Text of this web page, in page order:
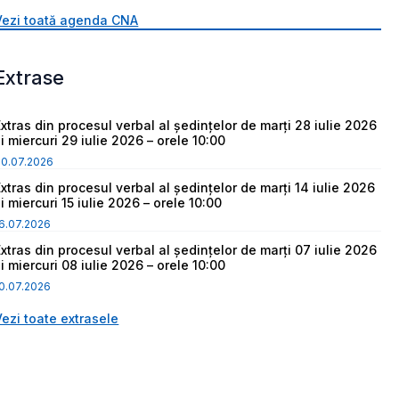
toată agenda CNA
din procesul verbal al ședințelor de marți 28 iulie 2026
miercuri 29 iulie 2026 – orele 10:00
din procesul verbal al ședințelor de marți 14 iulie 2026
miercuri 15 iulie 2026 – orele 10:00
din procesul verbal al ședințelor de marți 07 iulie 2026
miercuri 08 iulie 2026 – orele 10:00
toate extrasele